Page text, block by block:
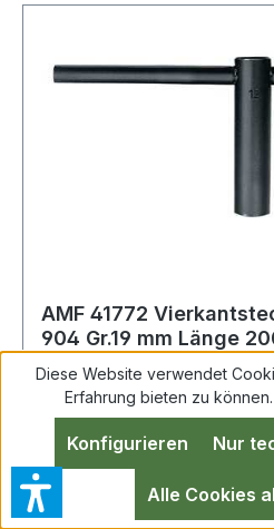
AMF 41772
904 Gr.19 mm Länge
400
Vierkantsteckschlüssel
L.200mm Drehstift
Spezialstahl · Drehstift
Drehstift gehärtet und im
Diese Website verwendet
Erfahrung bieten zu können.
Nur
Konfigurieren
Alle Cookies